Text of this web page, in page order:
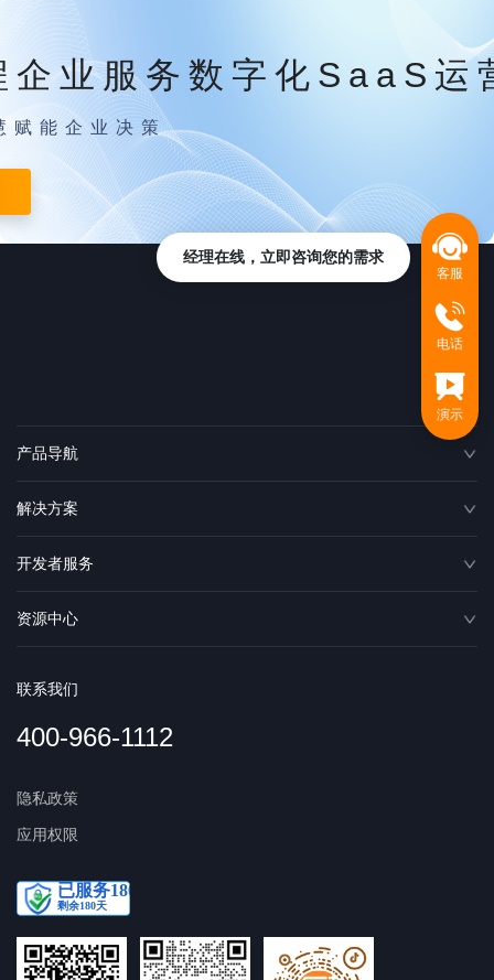
企业服务数字化SaaS运
赋能企业决策
产品导航
解决方案
开发者服务
资源中心
联系我们
400-966-1112
隐私政策
应用权限
客服
电话
演示
经理在线，立即咨询您的需求